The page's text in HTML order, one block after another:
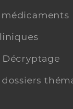
médicaments
Décryptage
dossiers